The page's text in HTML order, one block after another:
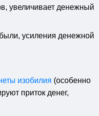
увеличивает денежный
усиления денежной
изобилия (особенно
приток денег,